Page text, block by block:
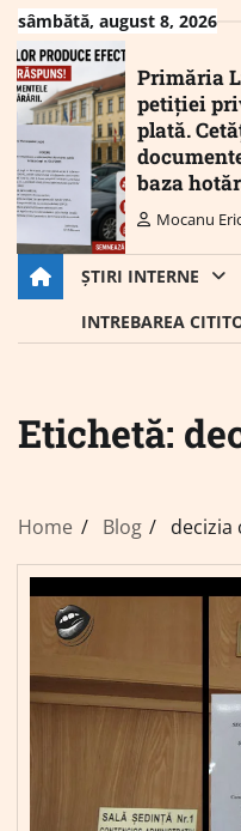
Skip
content
sâmbătă, august 8, 2026
Primăria
petiției
plată.
baza
Mocanu
ȘTIRI INTERNE
INTREBAREA
Etichetă:
Home Blog decizia